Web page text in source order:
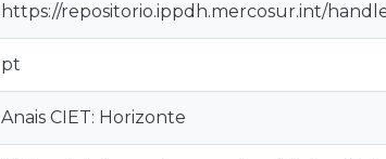
https://repositorio.ippdh.mercosur.int/
pt
Anais CIET: Horizonte